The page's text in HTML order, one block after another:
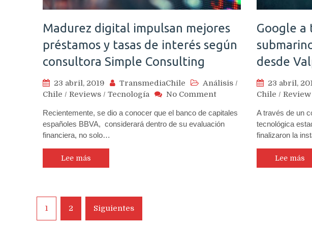
Madurez digital impulsan mejores
préstamos y tasas de interés según
consultora Simple Consulting
23 abril, 2019 TransmediaChile Análisis /
Chile / Reviews / Tecnología No Commenton
digital
impulsan
préstamos
Recientemente, se dio a conocer que el banco de capitales
españoles BBVA, considerará dentro de su evaluación
financiera, no solo…
Lee más
Google a
desde
23 abril,
Chile / Review
A través de un
tecnológica
finalizaron la
Lee más
Navegación
de
1 2 Siguientes